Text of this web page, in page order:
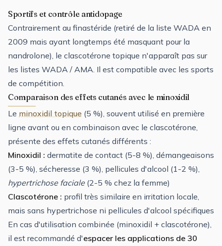
Sportifs et contrôle antidopage
Contrairement au finastéride (retiré de la liste WADA en
2009 mais ayant longtemps été masquant pour la
nandrolone), le clascotérone topique n'apparaît pas sur
les listes WADA / AMA. Il est compatible avec les sports
de compétition.
Comparaison des effets cutanés avec le minoxidil
Le minoxidil topique (5 %), souvent utilisé en première
ligne avant ou en combinaison avec le clascotérone,
présente des effets cutanés différents :
Minoxidil : dermatite de contact (5-8 %), démangeaisons
(3-5 %), sécheresse (3 %), pellicules d'alcool (1-2 %),
hypertrichose faciale(2-5 % chez la femme)
Clascotérone : profil très similaire en irritation locale,
mais sans hypertrichose ni pellicules d'alcool spécifiques
En cas d'utilisation combinée (minoxidil + clascotérone),
il est recommandé d'espacer les applications de 30